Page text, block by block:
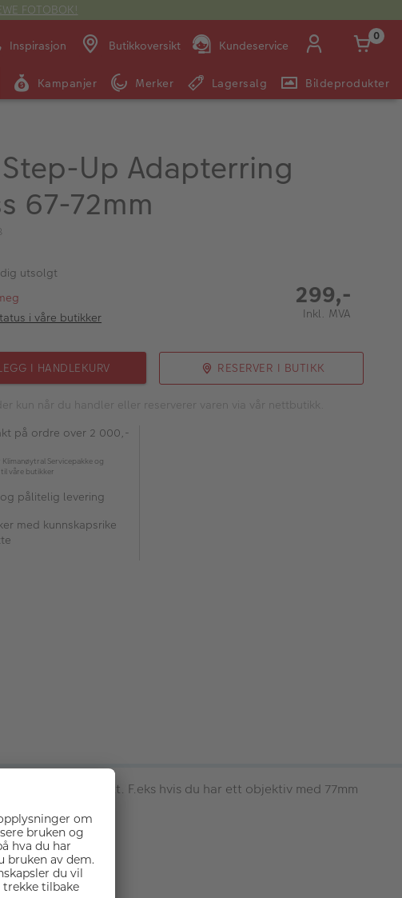
FOTOBOK!
Inspirasjon Butikkoversikt Kundeservice
Man -
09:00 -
14:00 -
0
Kampanjer Merker Lagersalg Bildeprodukter
Up Adapterring
67-72mm
utsolgt
i våre butikker
299,-
Inkl. MVA
I HANDLEKURV RESERVER I BUTIKK
kun når du handler eller reserverer varen via vår nettbutikk.
på ordre over 2 000,-
Klimanøytral Servicepakke og
våre butikker
pålitelig levering
med kunnskapsrike
objektivet ditt. F.eks hvis du har ett objektiv med 77mm